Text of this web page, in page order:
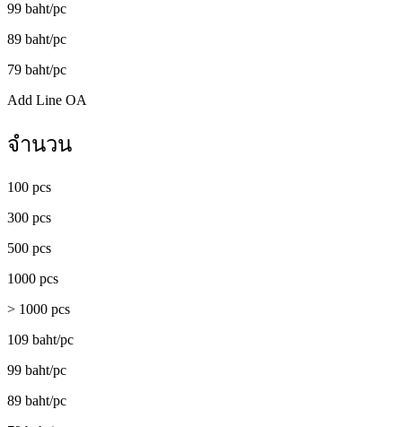
99 baht/pc
89 baht/pc
79 baht/pc
Add Line OA
จำนวน
100 pcs
300 pcs
500 pcs
1000 pcs
> 1000 pcs
109 baht/pc
99 baht/pc
89 baht/pc